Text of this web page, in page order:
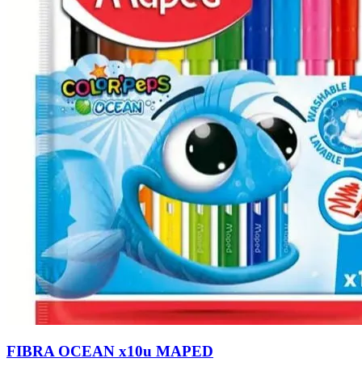
FIBRA OCEAN x10u MAPED